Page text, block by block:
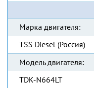
Марка двигателя:
TSS Diesel (Россия)
Модель двигателя:
TDK-N664LT